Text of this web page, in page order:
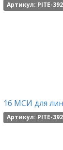
Артикул: PITE-
16 МСИ для
Артикул: PITE-